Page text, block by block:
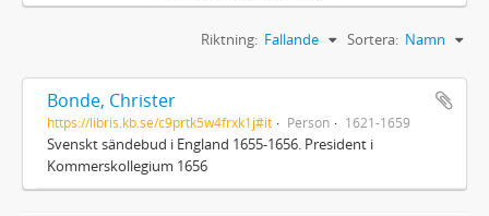
Sortera: Namn
Riktning: Fallande
Bonde, Christer
https://libris.kb.se/c9prtk5w4frxk1j#it Person 1621-1659
Svenskt sändebud i England 1655-1656. President i
Kommerskollegium 1656